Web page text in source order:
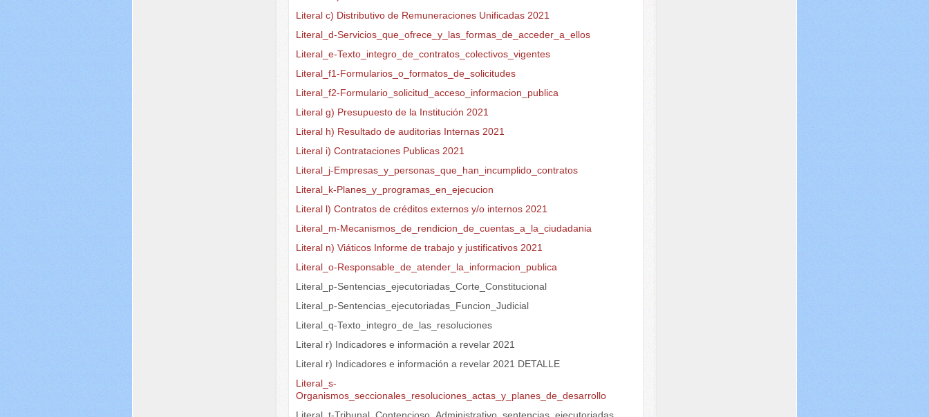
Literal c) Distributivo de Remuneraciones Unificadas 2021
Literal_d-Servicios_que_ofrece_y_las_formas_de_acceder_a_ellos
Literal_e-Texto_integro_de_contratos_colectivos_vigentes
Literal_f1-Formularios_o_formatos_de_solicitudes
Literal_f2-Formulario_solicitud_acceso_informacion_publica
Literal g) Presupuesto de la Institución 2021
Literal h) Resultado de auditorias Internas 2021
Literal i) Contrataciones Publicas 2021
Literal_j-Empresas_y_personas_que_han_incumplido_contratos
Literal_k-Planes_y_programas_en_ejecucion
Literal l) Contratos de créditos externos y/o internos 2021
Literal_m-Mecanismos_de_rendicion_de_cuentas_a_la_ciudadania
Literal n) Viáticos Informe de trabajo y justificativos 2021
Literal_o-Responsable_de_atender_la_informacion_publica
Literal_p-Sentencias_ejecutoriadas_Corte_Constitucional
Literal_p-Sentencias_ejecutoriadas_Funcion_Judicial
Literal_q-Texto_integro_de_las_resoluciones
Literal r) Indicadores e información a revelar 2021
Literal r) Indicadores e información a revelar 2021 DETALLE
Literal_s-
Organismos_seccionales_resoluciones_actas_y_planes_de_desarrollo